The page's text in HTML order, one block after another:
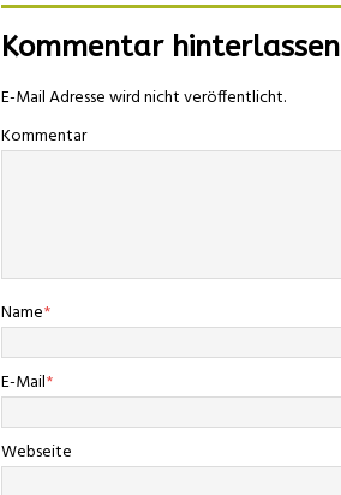
Kommentar hinterlassen
E-Mail Adresse wird nicht veröffentlicht.
Kommentar
Name*
E-Mail*
Webseite